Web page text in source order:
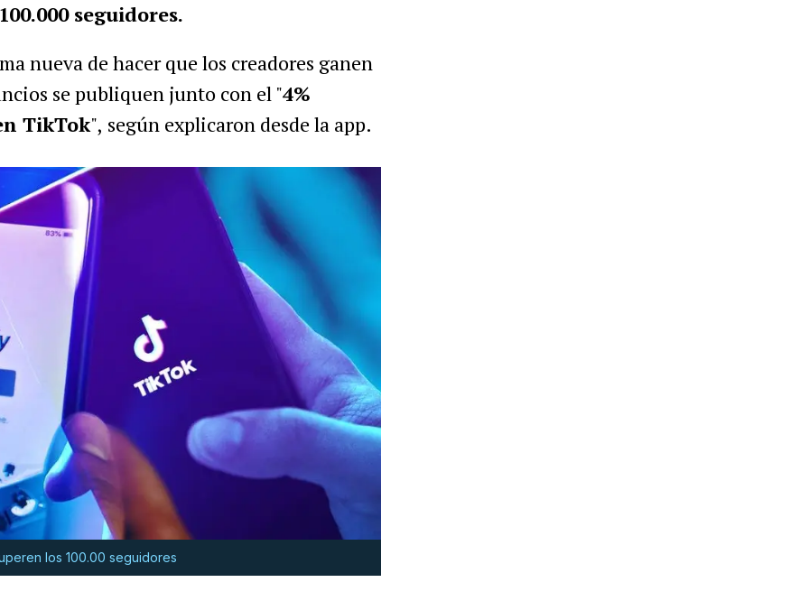
seguidores.
nueva de hacer que los creadores ganen
se publiquen junto con el "4%
TikTok", según explicaron desde la app.
los 100.00 seguidores